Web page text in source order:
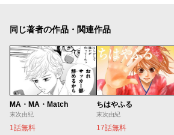
同じ著者の作品・関連作品
MA・MA・Match
末次由紀
1話無料
ちはやふる
末次由紀
17話無料